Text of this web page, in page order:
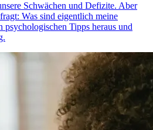
Schwächen und Defizite. Aber
Was sind eigentlich meine
psychologischen Tipps heraus und